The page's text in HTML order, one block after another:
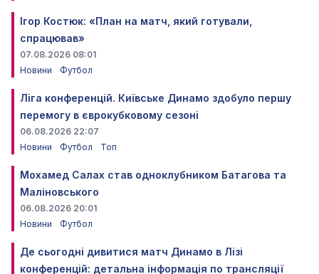
Ігор Костюк: «План на матч, який готували,
спрацював»
07.08.2026 08:01
Новини
Футбол
Ліга конференцій. Київське Динамо здобуло першу
перемогу в єврокубковому сезоні
06.08.2026 22:07
Новини
Футбол Топ
Мохамед Салах став одноклубником Батагова та
Маліновського
06.08.2026 20:01
Новини
Футбол
Де сьогодні дивитися матч Динамо в Лізі
конференцій: детальна інформація по трансляції